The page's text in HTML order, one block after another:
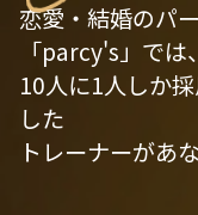
恋愛・結婚のパ
「parcy's」では、
10人に1人しか
した
トレーナーがあ